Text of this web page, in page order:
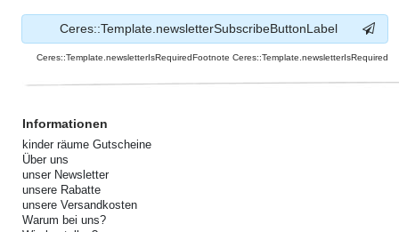
Ceres::Template.newsletterSubscribeButtonLabel
Ceres::Template.newsletterIsRequiredFootnote Ceres::Template.newsletterIsRequired
Informationen
kinder räume Gutscheine
Über uns
unser Newsletter
unsere Rabatte
unsere Versandkosten
Warum bei uns?